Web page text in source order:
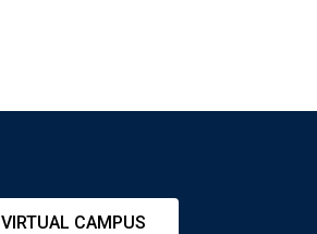
VIRTUAL CAMPUS